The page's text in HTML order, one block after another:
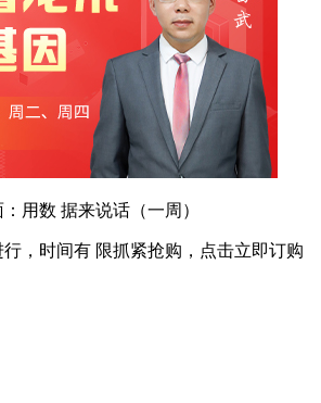
用数 据来说话（一周）
，时间有 限抓紧抢购，点击立即订购